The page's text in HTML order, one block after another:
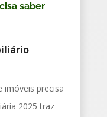
saber
imóveis precisa
2025 traz